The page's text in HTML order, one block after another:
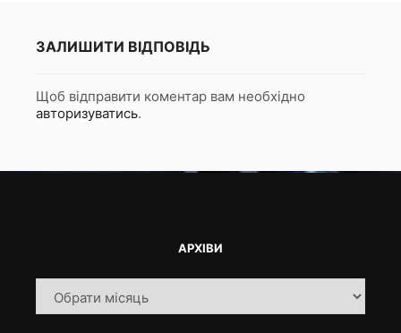
ЗАЛИШИТИ ВІДПОВІДЬ
Щоб відправити коментар вам необхідно
авторизуватись.
АРХІВИ
Архіви